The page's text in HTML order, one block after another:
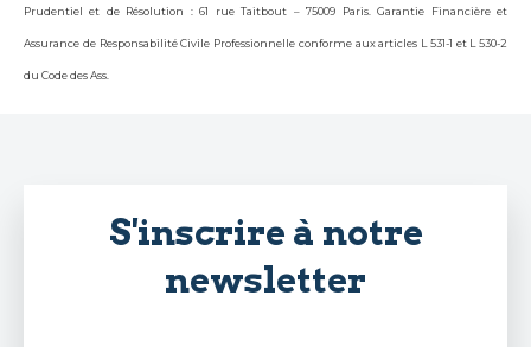
Prudentiel et de Résolution : 61 rue Taitbout – 75009 Paris. Garantie Financière et
Assurance de Responsabilité Civile Professionnelle conforme aux articles L 531-1 et L 530-2
du Code des Ass.
S'inscrire à notre
newsletter